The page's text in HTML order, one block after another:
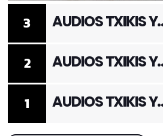
1 AUDIOS TXIKIS Y
2 AUDIOS TXIKIS Y
3 AUDIOS TXIKIS Y